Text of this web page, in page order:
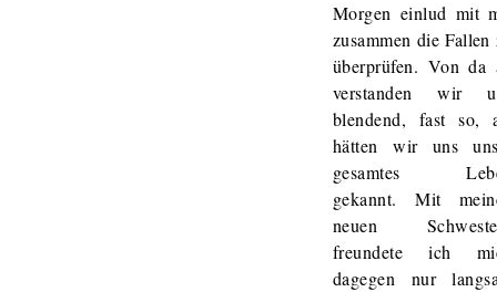
Morgen einlud mit
zusammen die Fallen
überprüfen. Von da
verstanden wir
blendend, fast so,
hätten wir uns
gesamtes
gekannt. Mit
neuen
freundete ich
dagegen nur